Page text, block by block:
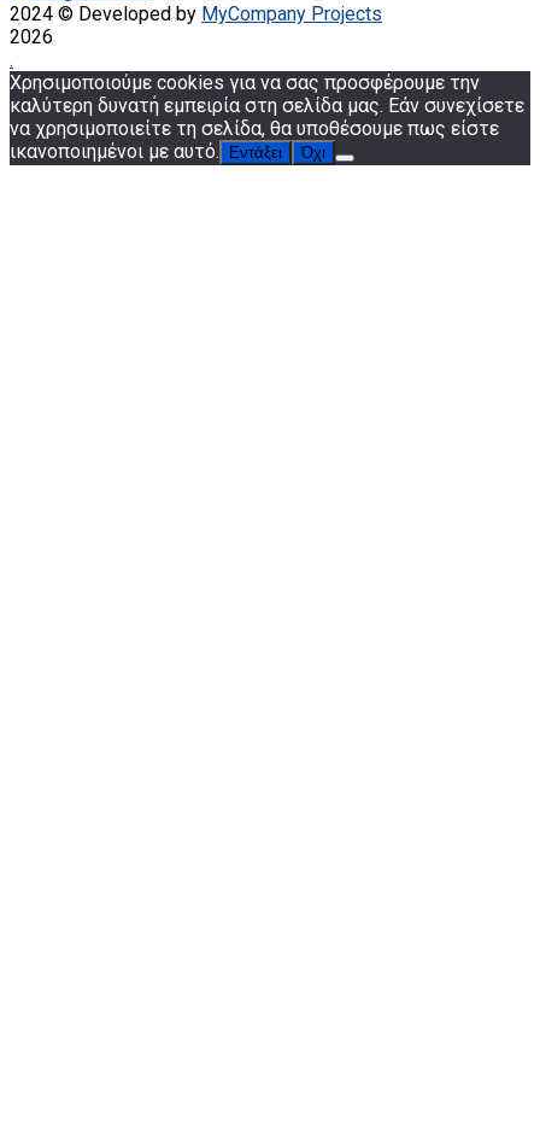
2024 © Developed by MyCompany Projects
2026
.
Χρησιμοποιούμε cookies για να σας προσφέρουμε την
καλύτερη δυνατή εμπειρία στη σελίδα μας. Εάν συνεχίσετε
να χρησιμοποιείτε τη σελίδα, θα υποθέσουμε πως είστε
ικανοποιημένοι με αυτό.
Εντάξει Όχι